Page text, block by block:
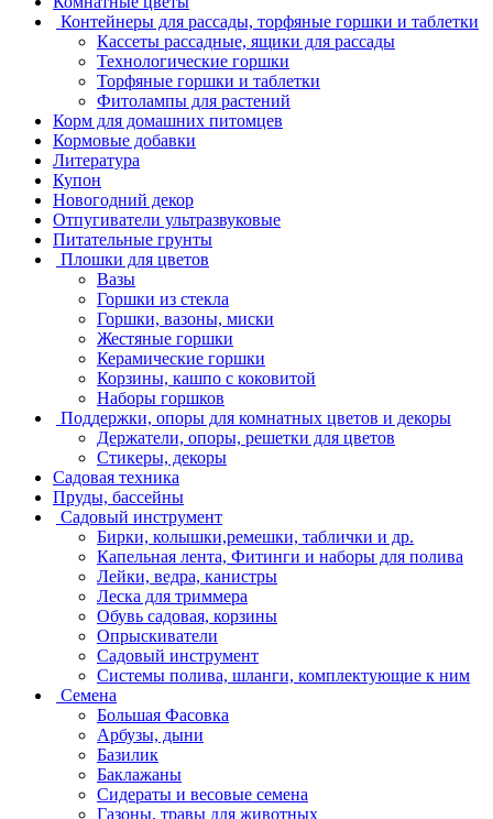
Контейнеры для рассады, торфяные горшки и таблетки
Кассеты рассадные, ящики для рассады
Технологические горшки
Торфяные горшки и таблетки
Фитолампы для растений
Корм для домашних питомцев
Кормовые добавки
Литература
Купон
Новогодний декор
Отпугиватели ультразвуковые
Питательные грунты
Плошки для цветов
Вазы
Горшки из стекла
Горшки, вазоны, миски
Жестяные горшки
Керамические горшки
Корзины, кашпо с коковитой
Наборы горшков
Поддержки, опоры для комнатных цветов и декоры
Держатели, опоры, решетки для цветов
Стикеры, декоры
Садовая техника
Пруды, бассейны
Садовый инструмент
Бирки, колышки,ремешки, таблички и др.
Капельная лента, Фитинги и наборы для полива
Лейки, ведра, канистры
Леска для триммера
Обувь садовая, корзины
Опрыскиватели
Садовый инструмент
Системы полива, шланги, комплектующие к ним
Семена
Большая Фасовка
Арбузы, дыни
Базилик
Баклажаны
Сидераты и весовые семена
Газоны, травы для животных